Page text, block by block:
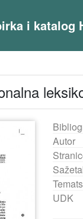
i
Autor
UDK